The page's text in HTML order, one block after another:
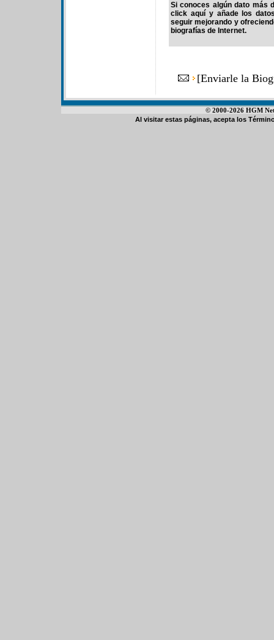
Si conoces algún dato más
click aquí y añade los
seguir mejorando y
biografías de Internet.
[Enviarle la
© 2000-2026 HGM
Al visitar estas páginas, acepta los